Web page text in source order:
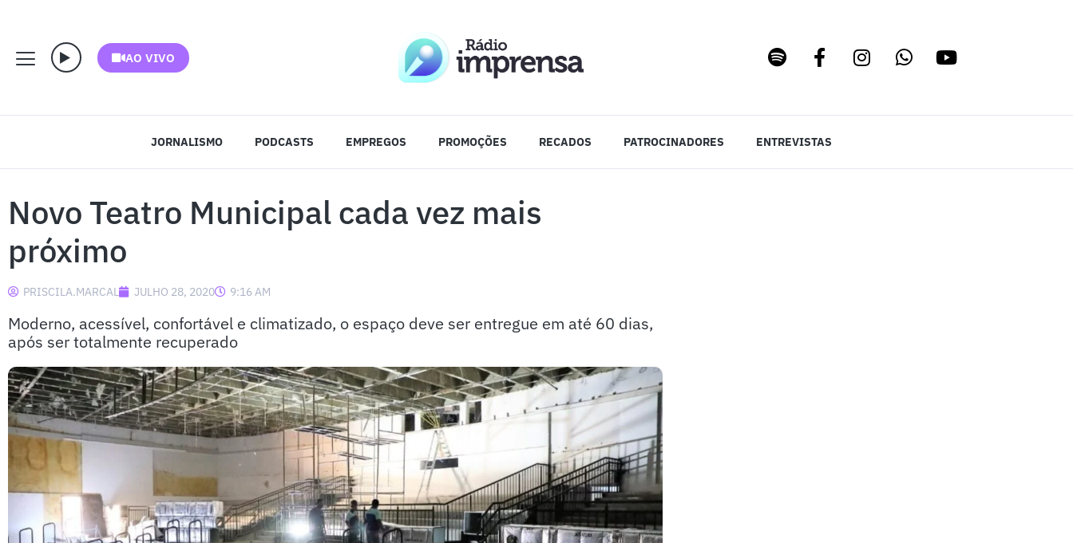
AO VIVO
JORNALISMO PODCASTS EMPREGOS PROMOÇÕES RECADOS PATROCINADORES ENTREVISTAS
Novo Teatro Municipal cada vez mais
próximo
PRISCILA.MARCAL JULHO 28, 2020 9:16 AM
Moderno, acessível, confortável e climatizado, o espaço deve ser entregue em até 60 dias,
após ser totalmente recuperado